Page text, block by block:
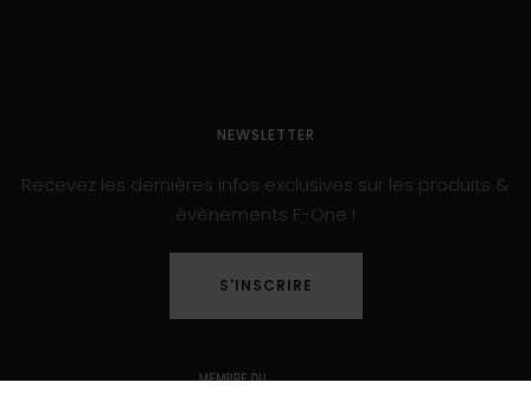
NEWSLETTER
Recevez les dernières infos exclusives sur les produits &
évènements F-One !
S'INSCRIRE